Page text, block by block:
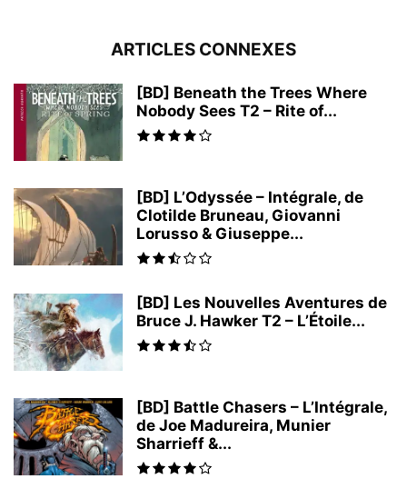
ARTICLES CONNEXES
[BD] Beneath the Trees Where
Nobody Sees T2 – Rite of...
[BD] L’Odyssée – Intégrale, de
Clotilde Bruneau, Giovanni
Lorusso & Giuseppe...
[BD] Les Nouvelles Aventures de
Bruce J. Hawker T2 – L’Étoile...
[BD] Battle Chasers – L’Intégrale,
de Joe Madureira, Munier
Sharrieff &...